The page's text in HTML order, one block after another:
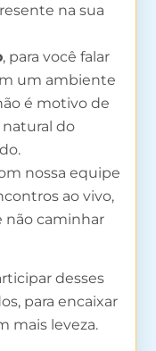
na sua
, para você falar
um ambiente
é motivo de
do
nossa equipe
ao vivo,
não caminhar
desses
para encaixar
mais leveza.